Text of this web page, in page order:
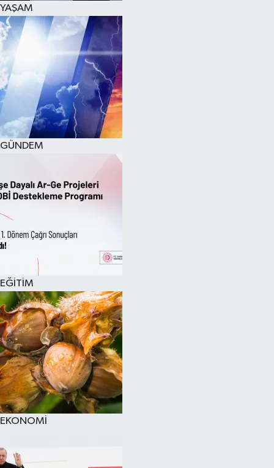
YAŞAM
GÜNDEM
EĞİTİM
EKONOMİ
SPOR
KÜLTÜR SANAT
FRAGMANLAR